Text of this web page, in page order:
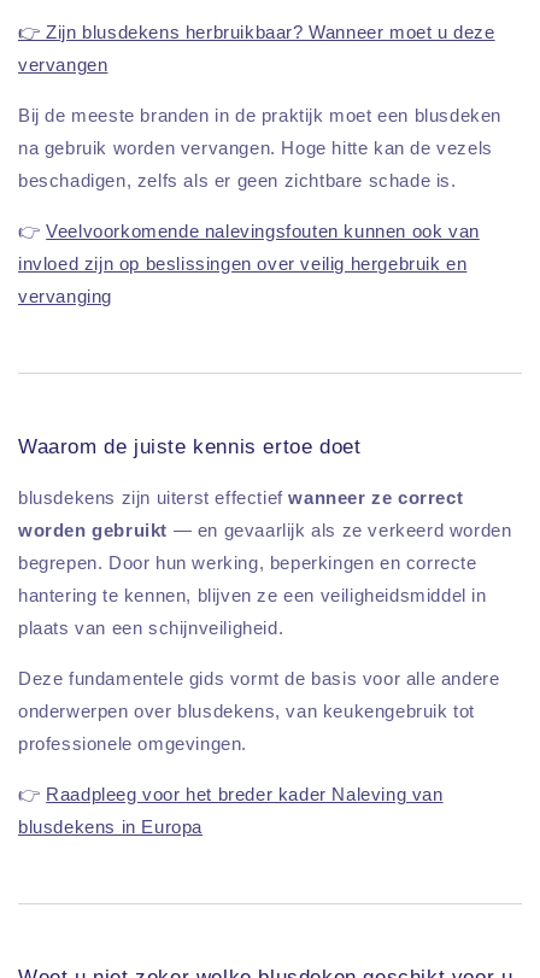
👉 Zijn blusdekens herbruikbaar? Wanneer moet u deze
vervangen
Bij de meeste branden in de praktijk moet een blusdeken
na gebruik worden vervangen. Hoge hitte kan de vezels
beschadigen, zelfs als er geen zichtbare schade is.
👉Veelvoorkomende nalevingsfouten kunnen ook van
invloed zijn op beslissingen over veilig hergebruik en
vervanging
Waarom de juiste kennis ertoe doet
blusdekens zijn uiterst effectiefwanneer ze correct
worden gebruikt — en gevaarlijk als ze verkeerd worden
begrepen. Door hun werking, beperkingen en correcte
hantering te kennen, blijven ze een veiligheidsmiddel in
plaats van een schijnveiligheid.
Deze fundamentele gids vormt de basis voor alle andere
onderwerpen over blusdekens, van keukengebruik tot
professionele omgevingen.
👉 Raadpleeg voor het breder kader Naleving van
blusdekens in Europa